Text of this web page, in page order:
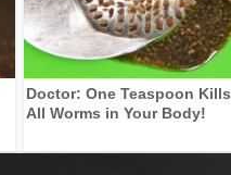
Doctor: One Teaspoon Kills
All Worms in Your Body!